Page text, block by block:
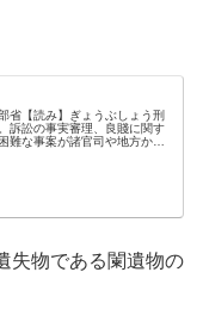
省【読み】ぎょうぶしょう刑
訴訟の事実審理、良賤に関す
難な事案が諸官司や地方から
失物である闌遺物の